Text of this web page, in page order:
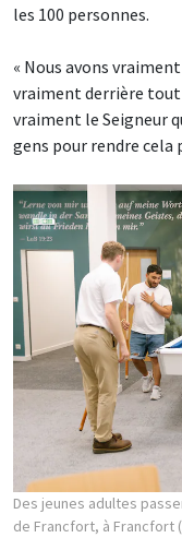
les 100 personnes.
« Nous avons
vraiment derrière tout
vraiment le Seigneur
gens pour rendre cela
Des jeunes adultes
de Francfort, à Francfort